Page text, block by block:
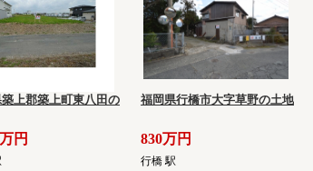
上郡築上町東八田の
円
福岡県行橋市大字草野の土地
830万円
行橋 駅